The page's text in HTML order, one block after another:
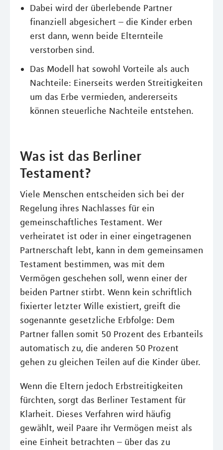
Dabei wird der überlebende Partner
finanziell abgesichert – die Kinder erben
erst dann, wenn beide Elternteile
verstorben sind.
Das Modell hat sowohl Vorteile als auch
Nachteile: Einerseits werden Streitigkeiten
um das Erbe vermieden, andererseits
können steuerliche Nachteile entstehen.
Was ist das Berliner
Testament?
Viele Menschen entscheiden sich bei der
Regelung ihres Nachlasses für ein
gemeinschaftliches Testament. Wer
verheiratet ist oder in einer eingetragenen
Partnerschaft lebt, kann in dem gemeinsamen
Testament bestimmen, was mit dem
Vermögen geschehen soll, wenn einer der
beiden Partner stirbt. Wenn kein schriftlich
fixierter letzter Wille existiert, greift die
sogenannte gesetzliche Erbfolge: Dem
Partner fallen somit 50 Prozent des Erbanteils
automatisch zu, die anderen 50 Prozent
gehen zu gleichen Teilen auf die Kinder über.
Wenn die Eltern jedoch Erbstreitigkeiten
fürchten, sorgt das Berliner Testament für
Klarheit. Dieses Verfahren wird häufig
gewählt, weil Paare ihr Vermögen meist als
eine Einheit betrachten – über das zu